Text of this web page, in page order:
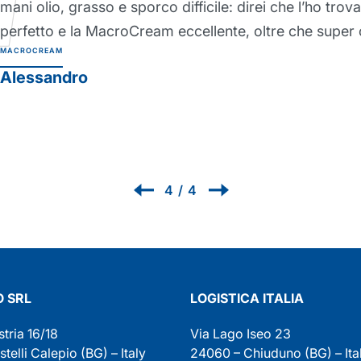
mani olio, grasso e sporco difficile: direi che l’ho
perfetto e la MacroCream eccellente, oltre che super
MACROCREAM
Alessandro
4 / 4
SRL
16/18
Calepio (BG) – Italy
LOGISTICA ITALIA
Via Lago Iseo 23
24060 – Chiuduno (BG) –